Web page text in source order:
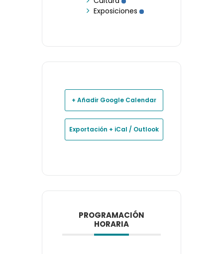
Exposiciones
+ Añadir Google Calendar
Exportación + iCal / Outlook
PROGRAMACIÓN
HORARIA